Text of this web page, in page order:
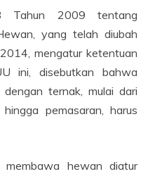
Tahun 2009 tentang
yang telah diubah
mengatur ketentuan
ini, disebutkan bahwa
ternak, mulai dari
pemasaran, harus
hewan diatur